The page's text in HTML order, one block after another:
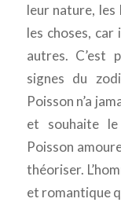
leur nature, les
les choses, car
autres. C’est
signes du
Poisson n’a
et souhaite
Poisson
théoriser.
et romantique